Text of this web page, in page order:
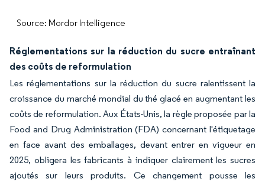
Source: Mordor Intelligence
Réglementations sur la réduction du sucre entraînant
des coûts de reformulation
Les réglementations sur la réduction du sucre ralentissent la
croissance du marché mondial du thé glacé en augmentant les
coûts de reformulation. Aux États-Unis, la règle proposée par la
Food and Drug Administration (FDA) concernant l'étiquetage
en face avant des emballages, devant entrer en vigueur en
2025, obligera les fabricants à indiquer clairement les sucres
ajoutés sur leurs produits. Ce changement pousse les